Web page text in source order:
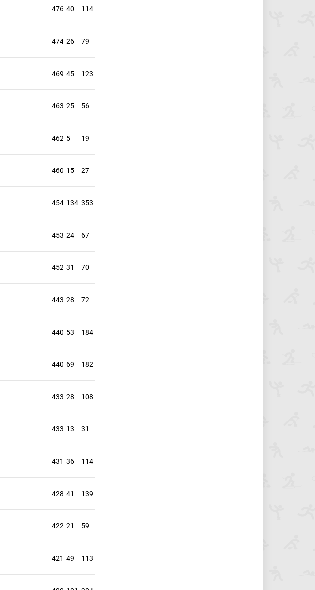
476 40 114
474 26 79
469 45 123
463 25 56
462 5 19
460 15 27
454 134 353
453 24 67
452 31 70
443 28 72
440 53 184
440 69 182
433 28 108
433 13 31
431 36 114
428 41 139
422 21 59
421 49 113